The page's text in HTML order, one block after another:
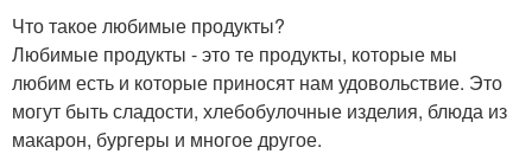
Что такое любимые продукты?
Любимые продукты - это те продукты, которые мы
любим есть и которые приносят нам удовольствие. Это
могут быть сладости, хлебобулочные изделия, блюда из
макарон, бургеры и многое другое.